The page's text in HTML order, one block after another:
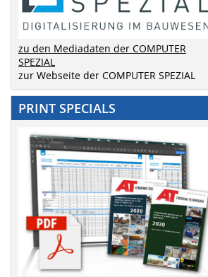
zu den Mediadaten der COMPUTER
SPEZIAL
zur Webseite der COMPUTER SPEZIAL
PRINT SPECIALS